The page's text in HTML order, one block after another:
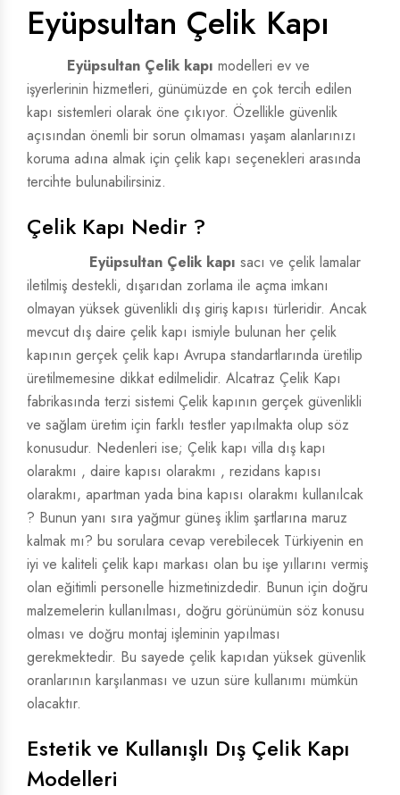
ÇELIK VILLA KAPISI
VILLA KAPISI
ÇELIK VILLA KAPISI
VILLA KAPISI
Eyüpsultan Çelik Kapı
Eyüpsultan Çelik kapı modelleri ev ve
işyerlerinin hizmetleri, günümüzde en çok tercih edilen
kapı sistemleri olarak öne çıkıyor. Özellikle güvenlik
açısından önemli bir sorun olmaması yaşam alanlarınızı
koruma adına almak için çelik kapı seçenekleri arasında
tercihte bulunabilirsiniz.
Çelik Kapı Nedir ?
Eyüpsultan Çelik kapı sacı ve çelik lamalar
iletilmiş destekli, dışarıdan zorlama ile açma imkanı
olmayan yüksek güvenlikli dış giriş kapısı türleridir. Ancak
mevcut dış daire çelik kapı ismiyle bulunan her çelik
kapının gerçek çelik kapı Avrupa standartlarında üretilip
üretilmemesine dikkat edilmelidir. Alcatraz Çelik Kapı
fabrikasında terzi sistemi Çelik kapının gerçek güvenlikli
ve sağlam üretim için farklı testler yapılmakta olup söz
konusudur. Nedenleri ise; Çelik kapı villa dış kapı
olarakmı , daire kapısı olarakmı , rezidans kapısı
olarakmı, apartman yada bina kapısı olarakmı kullanılcak
? Bunun yanı sıra yağmur güneş iklim şartlarına maruz
kalmak mı? bu sorulara cevap verebilecek Türkiyenin en
iyi ve kaliteli çelik kapı markası olan bu işe yıllarını vermiş
olan eğitimli personelle hizmetinizdedir. Bunun için doğru
malzemelerin kullanılması, doğru görünümün söz konusu
olması ve doğru montaj işleminin yapılması
gerekmektedir. Bu sayede çelik kapıdan yüksek güvenlik
oranlarının karşılanması ve uzun süre kullanımı mümkün
olacaktır.
Estetik ve Kullanışlı Dış Çelik Kapı
Modelleri